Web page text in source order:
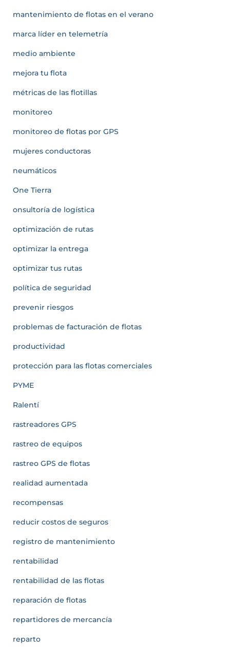
mantenimiento de flotas en el verano
marca líder en telemetría
medio ambiente
mejora tu flota
métricas de las flotillas
monitoreo
monitoreo de flotas por GPS
mujeres conductoras
neumáticos
One Tierra
onsultoría de logística
optimización de rutas
optimizar la entrega
optimizar tus rutas
política de seguridad
prevenir riesgos
problemas de facturación de flotas
productividad
protección para las flotas comerciales
PYME
Ralentí
rastreadores GPS
rastreo de equipos
rastreo GPS de flotas
realidad aumentada
recompensas
reducir costos de seguros
registro de mantenimiento
rentabilidad
rentabilidad de las flotas
reparación de flotas
repartidores de mercancía
reparto